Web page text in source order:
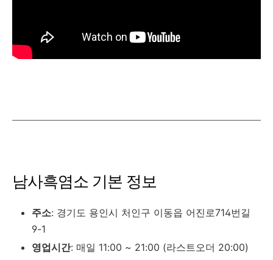
남사흑염소 기본 정보
주소: 경기도 용인시 처인구 이동읍 어진로714번길
9-1
영업시간: 매일 11:00 ~ 21:00 (라스트오더 20:00)